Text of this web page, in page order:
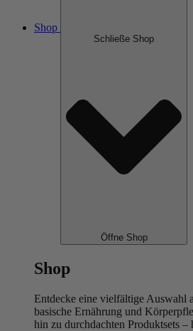
Shop
Schließe Shop
Öffne Shop
Shop
Entdecke eine vielfältige Auswahl
basische Ernährung und
hin zu durchdachten Produktsets –